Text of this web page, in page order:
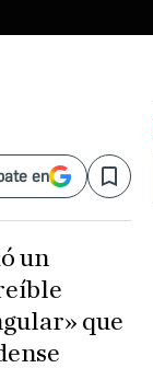
en Save
que